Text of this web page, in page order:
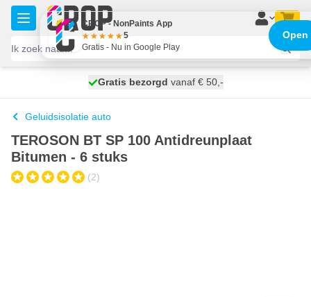
Ga naar de inhoud
morgen bezorgd
Gratis bezorgd vanaf € 50,-
100 dagen
Geluidsisolatie auto
TEROSON BT SP 100 Antidreunplaat
Bitumen - 6 stuks
(2)
CROP - NonPaints App
5
Gratis - Nu in Google Play
Open